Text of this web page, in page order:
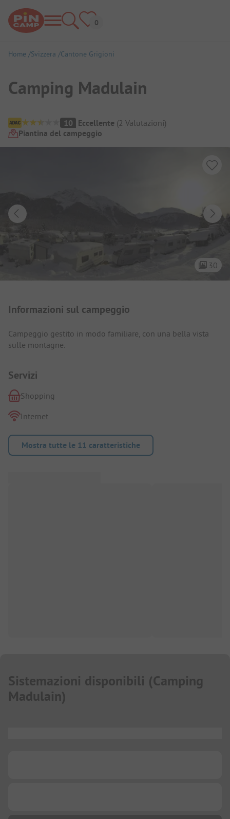
Home Svizzera Cantone Grigioni
Camping Madulain
Panoramica del campeggio
10 Eccellente (2 Valutazioni)
Piantina del campeggio
30
Informazioni sul campeggio
Campeggio gestito in modo familiare, con una bella vista
sulle montagne.
Servizi
Shopping
Internet
Mostra tutte le 11 caratteristiche
Sistemazioni disponibili (Camping
Madulain)